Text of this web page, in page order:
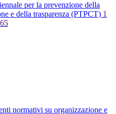
per la prevenzione della
e della trasparenza (PTPCT) 1
normativi su organizzazione e